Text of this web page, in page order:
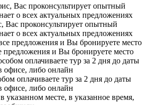
Вас проконсультирует опытный
о всех актуальных предложениях
предложения и Вы бронируете место
оплачиваете тур за 2 дня до даты
офисе, либо онлайн